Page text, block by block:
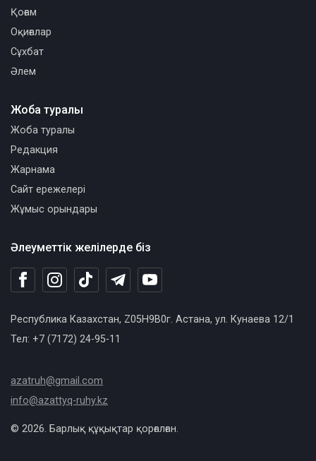
Әлеуметтік желілерде біз
Республика Казахстан, Z05H9B0г. Астана, ул. Кунаева 12/1
Тел: +7 (7172) 24-95-11
azatruh@gmail.com
info@azattyq-ruhy.kz
Қоғам
Оқиғалар
Сұхбат
Әлем
Жоба туралы
Жоба туралы
Редакция
Жарнама
Сайт ережелері
Жұмыс орындары
© 2026. Барлық құқықтар қорғалған.